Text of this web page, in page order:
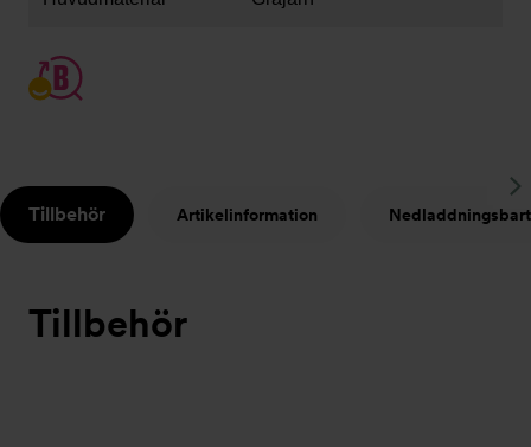
Tillbehör Artikelinformation Nedladdningsbart
Tillbehör